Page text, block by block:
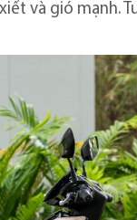
và gió mạnh.